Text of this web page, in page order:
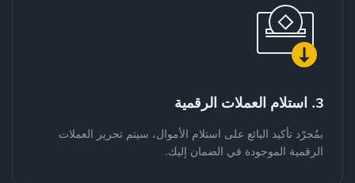
3. استلام العملات الرقمية
بمُجرّد تأكيد البائع على استلام الأموال، سيتم تحرير العملات
الرقمية الموجودة في الضمان إليك.